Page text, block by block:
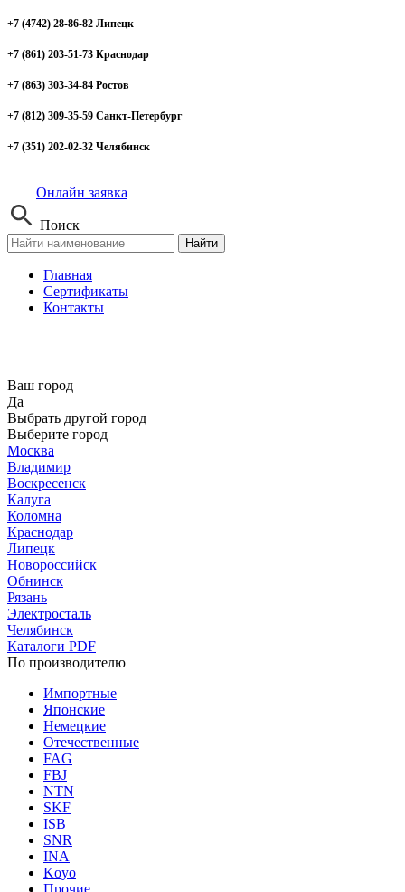
+7 (4742) 28-86-82 Липецк
+7 (861) 203-51-73 Краснодар
+7 (863) 303-34-84 Ростов
+7 (812) 309-35-59 Санкт-Петербург
+7 (351) 202-02-32 Челябинск
Онлайн заявка
Поиск
Найти
Главная
Сертификаты
Контакты
Ваш город
Да
Выбрать другой город
Выберите город
Москва
Владимир
Воскресенск
Калуга
Коломна
Краснодар
Липецк
Новороссийск
Обнинск
Рязань
Электросталь
Челябинск
Каталоги PDF
По производителю
Импортные
Японские
Немецкие
Отечественные
FAG
FBJ
NTN
SKF
ISB
SNR
INA
Koyo
Прочие